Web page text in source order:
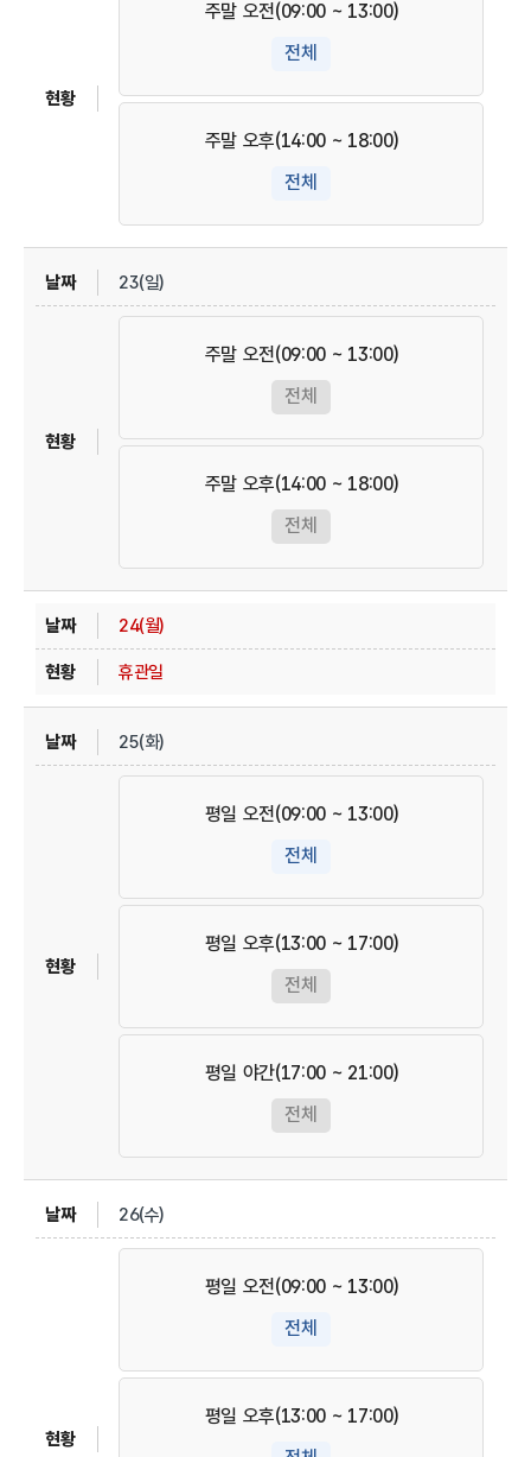
주말 오전(09:00 ~ 13:00)
전체
주말 오후(14:00 ~ 18:00)
전체
23(일)
주말 오전(09:00 ~ 13:00)
전체
주말 오후(14:00 ~ 18:00)
전체
24(월)
휴관일
25(화)
평일 오전(09:00 ~ 13:00)
전체
평일 오후(13:00 ~ 17:00)
전체
평일 야간(17:00 ~ 21:00)
전체
26(수)
평일 오전(09:00 ~ 13:00)
전체
평일 오후(13:00 ~ 17:00)